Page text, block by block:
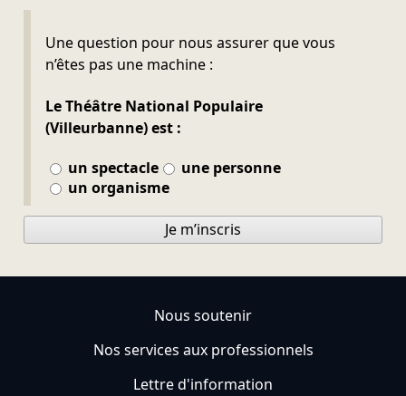
Une question pour nous assurer que vous
n’êtes pas une machine :
Le Théâtre National Populaire
(Villeurbanne) est :
un spectacle
une personne
un organisme
Ne pas remplir
Je m’inscris
Nous soutenir
Nos services aux professionnels
Lettre d'information